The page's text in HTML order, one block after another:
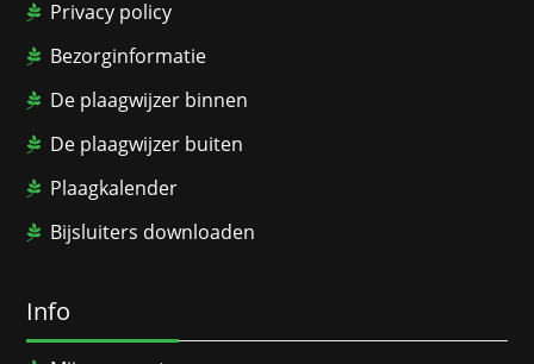
Privacy policy
Bezorginformatie
De plaagwijzer binnen
De plaagwijzer buiten
Plaagkalender
Bijsluiters downloaden
Info